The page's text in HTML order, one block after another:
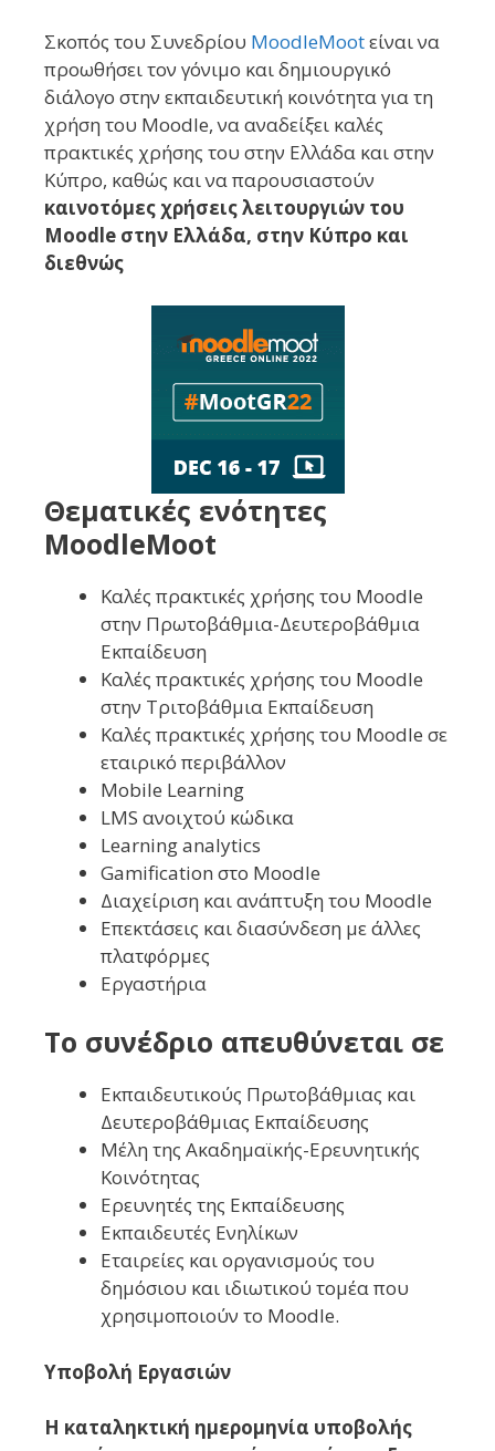
Σκοπός του Συνεδρίου MoodleMootείναι να
προωθήσει τον γόνιμο και δημιουργικό
διάλογο στην εκπαιδευτική κοινότητα για τη
χρήση του Moodle, να αναδείξει καλές
πρακτικές χρήσης του στην Ελλάδα και στην
Κύπρο, καθώς και να παρουσιαστούν
καινοτόμες χρήσεις λειτουργιών του
Moodle στην Ελλάδα, στην Κύπρο και
διεθνώς
Θεματικές ενότητες
MoodleMoot
Καλές πρακτικές χρήσης του Moodle
στην Πρωτοβάθμια-Δευτεροβάθμια
Εκπαίδευση
Καλές πρακτικές χρήσης του Moodle
στην Τριτοβάθμια Εκπαίδευση
Καλές πρακτικές χρήσης του Moodle σε
εταιρικό περιβάλλον
Mobile Learning
LMS ανοιχτού κώδικα
Learning analytics
Gamification στο Moodle
Διαχείριση και ανάπτυξη του Moodle
Επεκτάσεις και διασύνδεση με άλλες
πλατφόρμες
Εργαστήρια
Το συνέδριο απευθύνεται σε
Εκπαιδευτικούς Πρωτοβάθμιας και
Δευτεροβάθμιας Εκπαίδευσης
Μέλη της Ακαδημαϊκής-Ερευνητικής
Κοινότητας
Ερευνητές της Εκπαίδευσης
Εκπαιδευτές Ενηλίκων
Εταιρείες και οργανισμούς του
δημόσιου και ιδιωτικού τομέα που
χρησιμοποιούν το Moodle.
Υποβολή Εργασιών
Η καταληκτική ημερομηνία υποβολής